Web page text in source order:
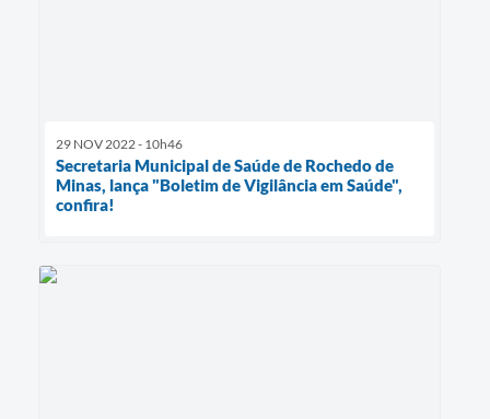
29 NOV 2022 - 10h46
Secretaria Municipal de Saúde de Rochedo de
Minas, lança "Boletim de Vigilância em Saúde",
confira!